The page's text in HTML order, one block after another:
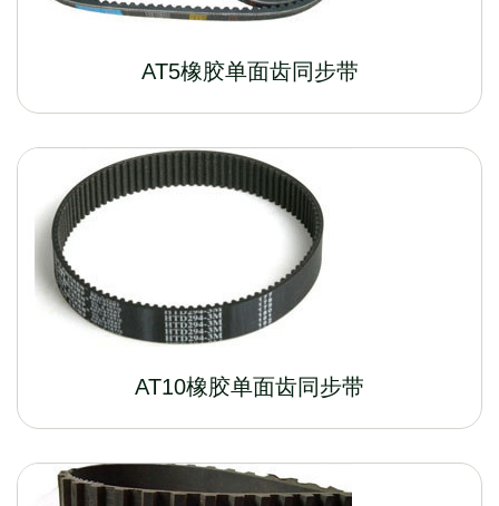
AT5橡胶单面齿同步带
AT10橡胶单面齿同步带